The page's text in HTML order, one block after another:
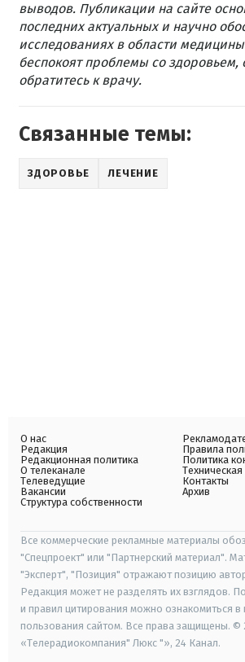
выводов. Публикации на сайте
последних актуальных и научно
исследованиях в области
беспокоят проблемы со здоровьем,
обратитесь к врачу.
Связанные темы:
ЗДОРОВЬЕ ЛЕЧЕНИЕ
О нас
Редакция
Редакционная политика
О телеканале
Телеведущие
Вакансии
Структура собственности
Правила
Политика
Контакты
Архив
Все коммерческие рекламные материалы
"Спецпроект" или "Партнерский материал".
"Эксперт", "Позиция" отражают позицию
Редакция может не разделять их взглядов.
и правил цитирования можно ознакомиться в
пользования сайтом. Все права защищены.
«Телерадиокомпания" Люкс "», 24 Канал.